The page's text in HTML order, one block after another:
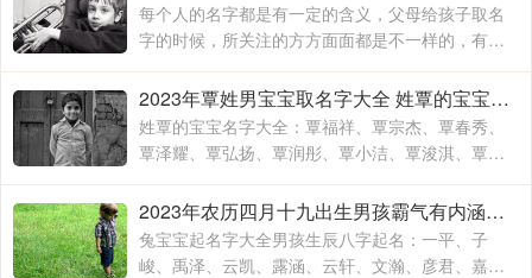
每个人的名字都是有一定的含义，父母给孩子取名
字的时候，所关注的方方面面都是不一样的，有的
时候就算是同名同姓的人，相信所展现出来的寓意
也是有所不同的，这主要要看父母对于孩子的期待
和要求
2023年覃姓男宝宝取名字大全 姓覃的宝宝名字大全
姓覃的宝宝名字大全：覃福祥、覃宗杰、覃春秀、
覃泽耀、覃弘扬、覃润彤、覃小洁、覃浚淇、覃炳
坤、覃玉阳、覃宗宝、覃兴隆、覃天予、覃欣君、
覃瑞源、覃吉米、覃熙
2023年农历四月十九出生男孩霸气有内涵的名字 兔宝宝起名字大全男孩生辰八字起名
兔宝宝起名字大全男孩生辰八字起名：一平、子
峻、禹泽、云凯、露涵、云轩、文瀚、彦君、嘉